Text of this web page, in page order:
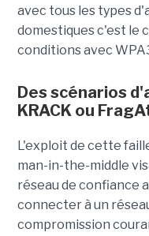
avec tous les types
domestiques c'est le
conditions avec
Des scénarios
KRACK ou
L'exploit de cette
man-in-the-middle
réseau de confiance
connecter à un
compromission